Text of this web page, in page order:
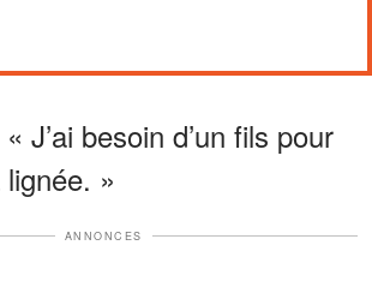
J’ai besoin d’un fils pour
»
ANNONCES